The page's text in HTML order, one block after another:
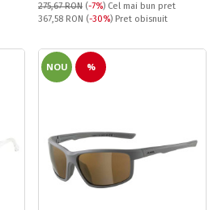
275,67 RON (-7%) Cel mai bun pret
Pret obisnuit:
367,58 RON (-30%) Pret obisnuit
NOU %